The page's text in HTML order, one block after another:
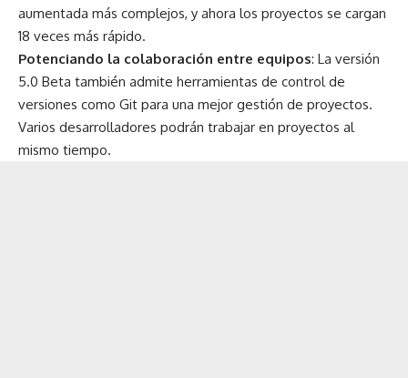
aumentada más complejos, y ahora los proyectos se cargan
18 veces más rápido.
Potenciando la colaboración entre equipos: La versión
5.0 Beta también admite herramientas de control de
versiones como Git para una mejor gestión de proyectos.
Varios desarrolladores podrán trabajar en proyectos al
mismo tiempo.